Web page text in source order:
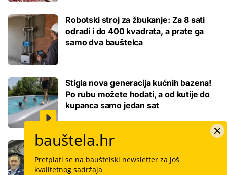
Robotski stroj za žbukanje: Za 8 sati
odradi i do 400 kvadrata, a prate ga
samo dva bauštelca
Stigla nova generacija kućnih bazena!
Po rubu možete hodati, a od kutije do
kupanca samo jedan sat
Koliko košta keramičar za kvadrat
pločica: Cijenu određuju površina,
dimenzije keramike, ali i lokacija
bauštela.hr
Pretplati se na bauštelski newsletter za još
kvalitetnog sadržaja